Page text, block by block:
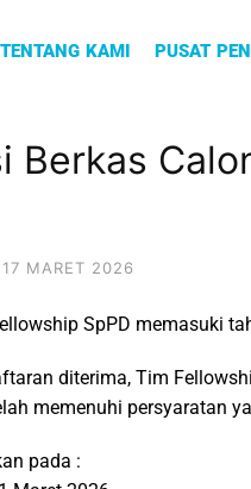
TENTANG KAMI PUSAT
Berkas
17 MARET 2026
SpPD memasuki
diterima, Tim
memenuhi persyaratan
pada :